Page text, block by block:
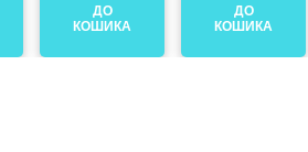
ДО
КОШИКА
ДО
КОШИКА